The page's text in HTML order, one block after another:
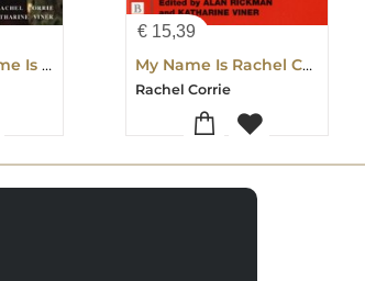
Corrie, R: My Name Is Rachel Corrie
€15,39
My Name Is Rachel Corrie
Rachel Corrie